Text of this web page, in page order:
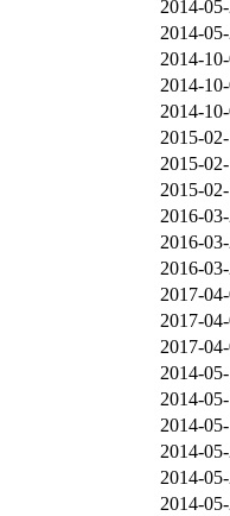
2014-
2014-
2014-
2014-
2014-
2015-
2015-
2015-
2016-
2016-
2016-
2017-
2017-
2017-
2014-
2014-
2014-
2014-
2014-
2014-